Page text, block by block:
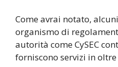
Come avrai notato,
organismo di
autorità come CySEC
forniscono servizi in oltre